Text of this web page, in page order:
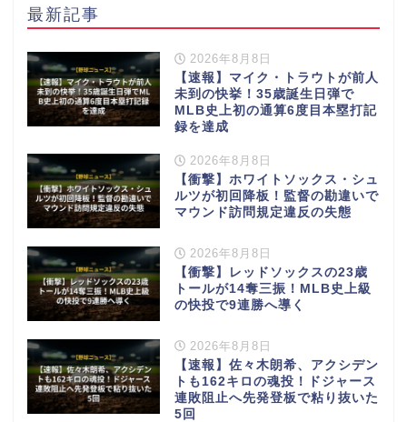
最新記事
2026年8月8日
【速報】マイク・トラウトが前人
未到の快挙！35歳誕生日弾で
MLB史上初の通算6度目本塁打記
録を達成
2026年8月8日
【衝撃】ホワイトソックス・シュ
ルツが初回降板！監督の勘違いで
マウンド訪問規定違反の失態
2026年8月8日
【衝撃】レッドソックスの23歳
トールが14奪三振！MLB史上級
の快投で9連勝へ導く
2026年8月8日
【速報】佐々木朗希、アクシデン
トも162キロの魂投！ドジャース
連敗阻止へ先発登板で粘り抜いた
5回